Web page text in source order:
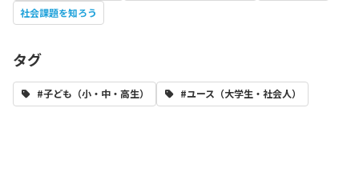
社会課題を知ろう
タグ
#子ども（小・中・高生） #ユース（大学生・社会人）